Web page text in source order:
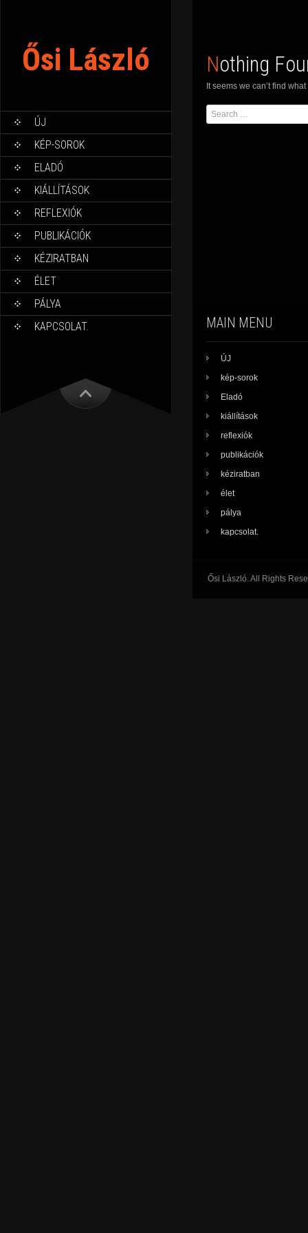
Ősi László
ÚJ
KÉP-SOROK
ELADÓ
KIÁLLÍTÁSOK
REFLEXIÓK
PUBLIKÁCIÓK
KÉZIRATBAN
ÉLET
PÁLYA
KAPCSOLAT.
Nothing
It seems we can’t find
Search
for:
MAIN MENU
ÚJ
kép-sorok
Eladó
kiállítások
reflexiók
publikációk
kéziratban
élet
pálya
kapcsolat.
Ősi László. All Rights